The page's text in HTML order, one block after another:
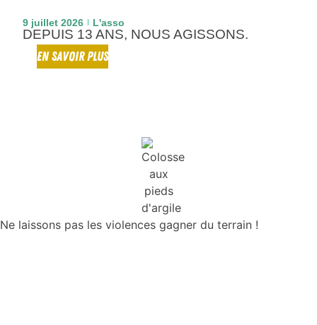
9 juillet 2026 L'asso
DEPUIS 13 ANS, NOUS AGISSONS.
EN SAVOIR PLUS
Ne laissons pas les violences gagner du terrain !